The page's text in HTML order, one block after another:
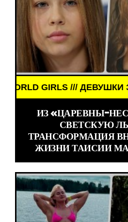
/// WORLD
ИЗ «ЦАРЕВНЫ-
СВЕТСКУЮ
ТРАНСФОРМАЦИЯ
ЖИЗНИ ТАИСИИ